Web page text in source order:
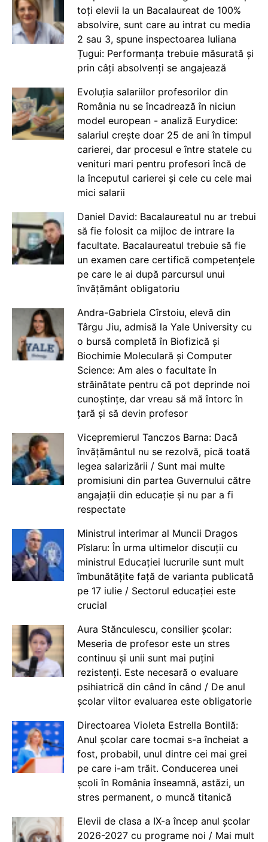
toți elevii la un Bacalaureat de 100%
absolvire, sunt care au intrat cu media
2 sau 3, spune inspectoarea Iuliana
Țugui: Performanța trebuie măsurată și
prin câți absolvenți se angajează
Evoluția salariilor profesorilor din
România nu se încadrează în niciun
model european - analiză Eurydice:
salariul crește doar 25 de ani în timpul
carierei, dar procesul e între statele cu
venituri mari pentru profesori încă de
la începutul carierei și cele cu cele mai
mici salarii
Daniel David: Bacalaureatul nu ar trebui
să fie folosit ca mijloc de intrare la
facultate. Bacalaureatul trebuie să fie
un examen care certifică competențele
pe care le ai după parcursul unui
învățământ obligatoriu
Andra-Gabriela Cîrstoiu, elevă din
Târgu Jiu, admisă la Yale University cu
o bursă completă în Biofizică și
Biochimie Moleculară și Computer
Science: Am ales o facultate în
străinătate pentru că pot deprinde noi
cunoștințe, dar vreau să mă întorc în
țară și să devin profesor
Vicepremierul Tanczos Barna: Dacă
învățământul nu se rezolvă, pică toată
legea salarizării / Sunt mai multe
promisiuni din partea Guvernului către
angajații din educație și nu par a fi
respectate
Ministrul interimar al Muncii Dragos
Pîslaru: În urma ultimelor discuții cu
ministrul Educației lucrurile sunt mult
îmbunătățite față de varianta publicată
pe 17 iulie / Sectorul educației este
crucial
Aura Stănculescu, consilier școlar:
Meseria de profesor este un stres
continuu și unii sunt mai puțini
rezistenți. Este necesară o evaluare
psihiatrică din când în când / De anul
școlar viitor evaluarea este obligatorie
Directoarea Violeta Estrella Bontilă:
Anul școlar care tocmai s-a încheiat a
fost, probabil, unul dintre cei mai grei
pe care i-am trăit. Conducerea unei
școli în România înseamnă, astăzi, un
stres permanent, o muncă titanică
Elevii de clasa a IX-a încep anul școlar
2026-2027 cu programe noi / Mai mult